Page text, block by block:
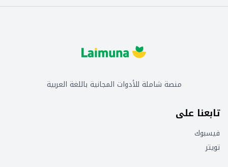
منصة شاملة للأدوات المجانية باللغة العربية
تابعنا على
فيسبوك
تويتر